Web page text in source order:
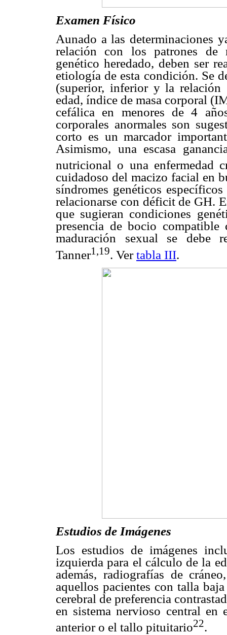
Examen Físico
Aunado a las determinaciones
relación con los patrones de
genético heredado, deben ser
etiología de esta condición. Se
(superior, inferior y la relación
edad, índice de masa corporal
cefálica en menores de 4
corporales anormales son
corto es un marcador
Asimismo, una escasa
nutricional o una enfermedad
cuidadoso del macizo facial en
síndromes genéticos
relacionarse con déficit de GH.
que sugieran condiciones
presencia de bocio
maduración sexual se debe
Tanner1,19. Vertabla III.
Estudios de Imágenes
Los estudios de imágenes
izquierda para el cálculo de la
además, radiografías de
aquellos pacientes con talla
cerebral de preferencia
en sistema nervioso central en
anterior o el tallo pituitario22.